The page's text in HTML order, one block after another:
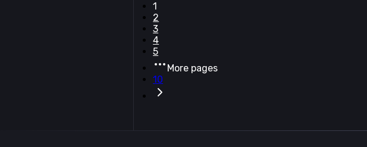
1
2
3
4
5
More pages
10